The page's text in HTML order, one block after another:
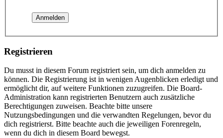
Registrieren
Du musst in diesem Forum registriert sein, um dich anmelden zu
können. Die Registrierung ist in wenigen Augenblicken erledigt und
ermöglicht dir, auf weitere Funktionen zuzugreifen. Die Board-
Administration kann registrierten Benutzern auch zusätzliche
Berechtigungen zuweisen. Beachte bitte unsere
Nutzungsbedingungen und die verwandten Regelungen, bevor du
dich registrierst. Bitte beachte auch die jeweiligen Forenregeln,
wenn du dich in diesem Board bewegst.